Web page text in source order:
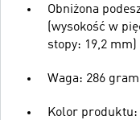
Obniżona
(wysokość w
stopy: 19,2 mm)
Waga: 286
Kolor produktu: